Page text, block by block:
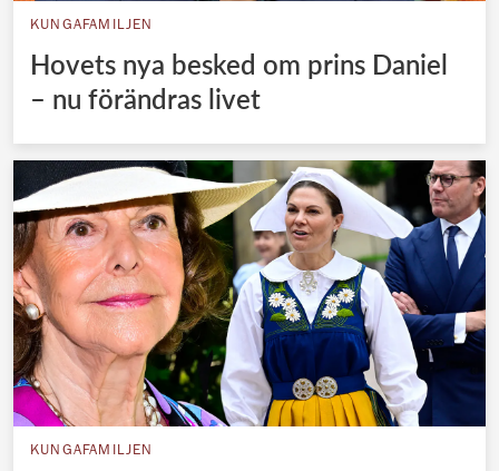
KUNGAFAMILJEN
Hovets nya besked om prins Daniel
– nu förändras livet
KUNGAFAMILJEN